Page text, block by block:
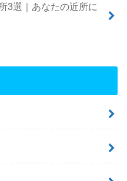
3選｜あなたの近所に